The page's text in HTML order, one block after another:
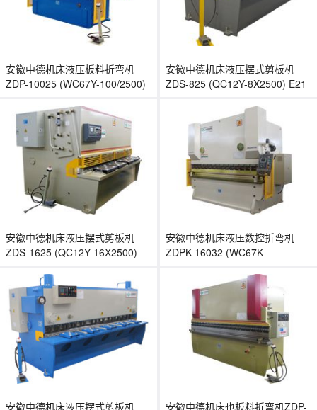
安徽中德机床液压板料折弯机
ZDP-10025 (WC67Y-100/2500)
安徽中德机床液压摆式剪板机
ZDS-825 (QC12Y-8X2500) E21
安徽中德机床液压摆式剪板机
ZDS-1625 (QC12Y-16X2500)
安徽中德机床液压数控折弯机
ZDPK-16032 (WC67K-
安徽中德机床液压摆式剪板机 安徽中德机床也板料折弯机ZDP-